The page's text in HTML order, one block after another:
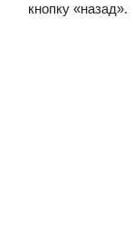
кнопку «назад».